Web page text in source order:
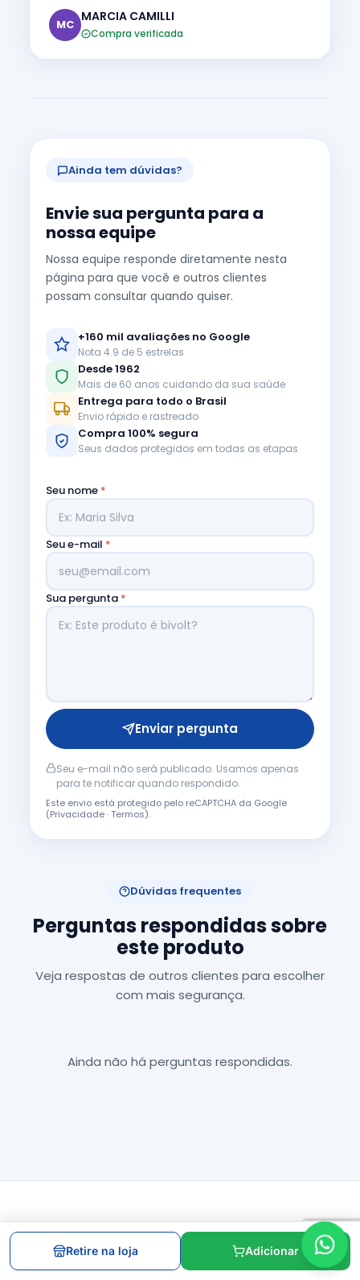
MC
MARCIA CAMILLI
Compra verificada
Ainda tem dúvidas?
Envie sua pergunta para a
nossa equipe
Nossa equipe responde diretamente nesta
página para que você e outros clientes
possam consultar quando quiser.
+160 mil avaliações no Google
Nota 4.9 de 5 estrelas
Desde 1962
Mais de 60 anos cuidando da sua saúde
Entrega para todo o Brasil
Envio rápido e rastreado
Compra 100% segura
Seus dados protegidos em todas as etapas
Seu nome *
Seu e-mail *
Sua pergunta *
Enviar pergunta
Seu e-mail não será publicado. Usamos apenas
para te notificar quando respondido.
Este envio está protegido pelo reCAPTCHA da Google
(Privacidade·Termos).
Dúvidas frequentes
Perguntas respondidas sobre
este produto
Veja respostas de outros clientes para escolher
com mais segurança.
Ainda não há perguntas respondidas.
Inscreva-se na
nossa Newsletter
Retire na loja Adicionar